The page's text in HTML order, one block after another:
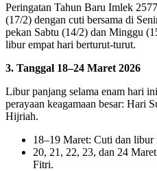
Peringatan Tahun Baru Imlek
(17/2) dengan cuti bersama di
pekan Sabtu (14/2) dan Minggu
libur empat hari berturut-turut.
3. Tanggal 18–24 Maret 2026
Libur panjang selama enam hari
perayaan keagamaan besar: Hari
Hijriah.
18–19 Maret: Cuti dan libur
20, 21, 22, 23, dan 24
Fitri.